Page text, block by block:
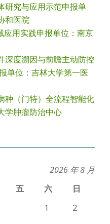
研究与应用示范申报单
和医院
应用实践申报单位：南京
深度溯因与前瞻主动防控
单位：吉林大学第一医
种（门特）全流程智能化
学肿瘤防治中心
2026 年 8 月
五 六
日
1
2